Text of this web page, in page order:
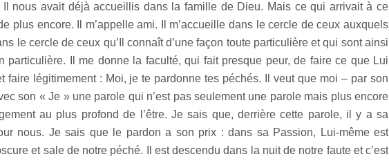
nous avait déjà accueillis dans la famille de Dieu. Mais ce qui arrivait à ce
plus encore. Il m’appelle ami. Il m’accueille dans le cercle de ceux auxquels
le cercle de ceux qu’Il connaît d’une façon toute particulière et qui sont ainsi
particulière. Il me donne la faculté, qui fait presque peur, de faire ce que Lui
faire légitimement : Moi, je te pardonne tes péchés. Il veut que moi – par son
son « Je » une parole qui n’est pas seulement une parole mais plus encore
au plus profond de l’être. Je sais que, derrière cette parole, il y a sa
nous. Je sais que le pardon a son prix : dans sa Passion, Lui-même est
et sale de notre péché. Il est descendu dans la nuit de notre faute et c’est